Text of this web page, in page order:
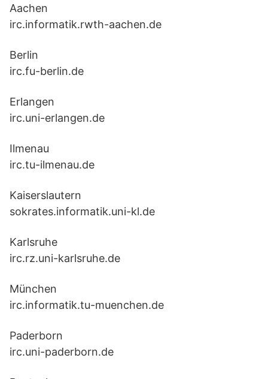
Aachen
irc.informatik.rwth-aachen.de
Berlin
irc.fu-berlin.de
Erlangen
irc.uni-erlangen.de
Ilmenau
irc.tu-ilmenau.de
Kaiserslautern
sokrates.informatik.uni-kl.de
Karlsruhe
irc.rz.uni-karlsruhe.de
München
irc.informatik.tu-muenchen.de
Paderborn
irc.uni-paderborn.de